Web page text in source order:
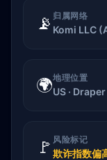
📡 归属网络
Komi LLC
🌍地理位置
US · Draper
🚩 风险标记
欺诈指数偏